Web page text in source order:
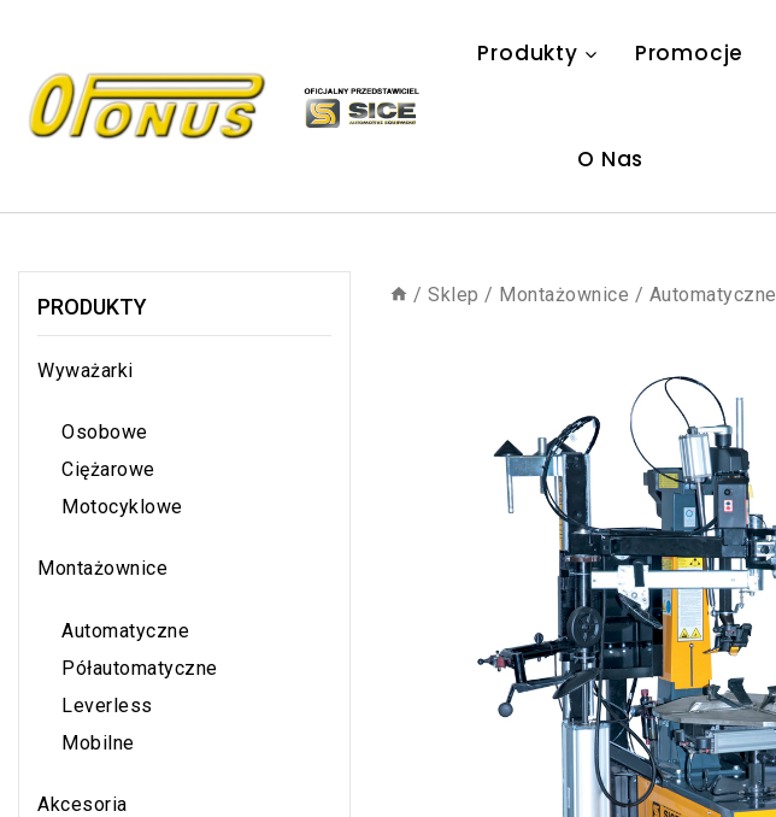
Produkty Promocje
O Nas
/ Sklep / Montażownice / Automatyczne
PRODUKTY
Wyważarki
Osobowe
Ciężarowe
Motocyklowe
Montażownice
Automatyczne
Półautomatyczne
Leverless
Mobilne
Akcesoria